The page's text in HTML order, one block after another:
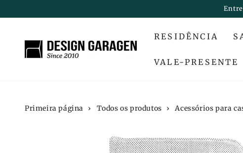
RESIDÊNCIA
VALE-PRESENTE
Primeira página › Todos os produtos › Acessórios para